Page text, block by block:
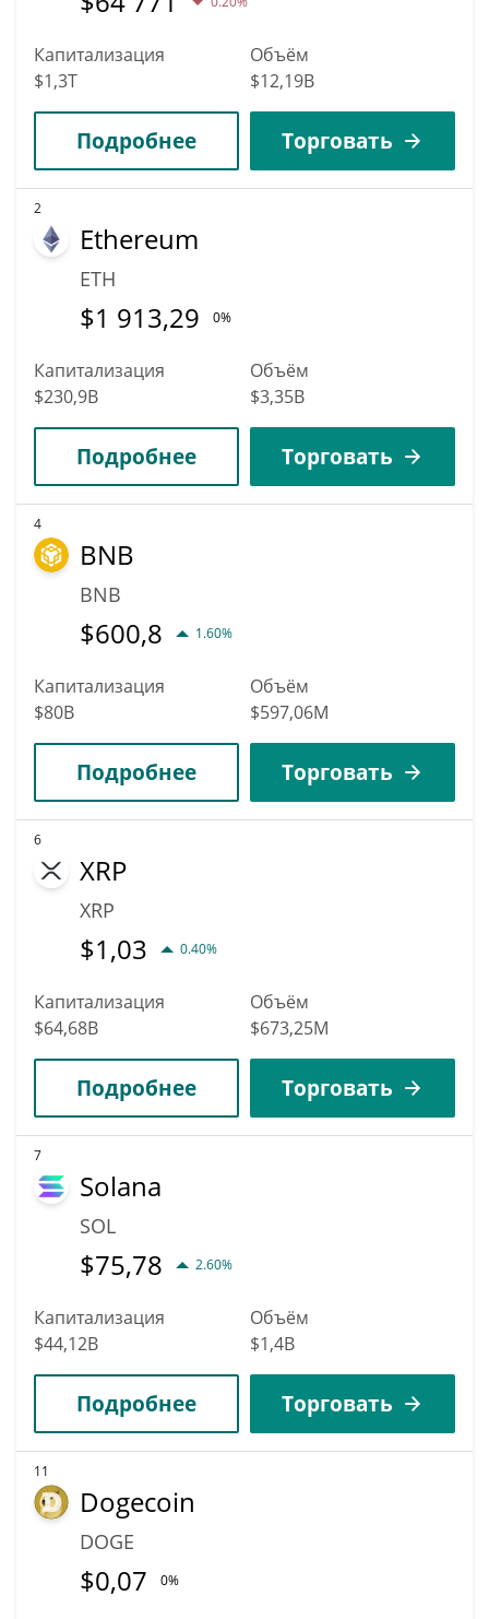
Капитализация
$1,3T
Объём
$12,19B
Подробнее Торговать
2
Ethereum
ETH
$1 913,29 0%
Капитализация
$230,9B
Объём
$3,35B
Подробнее Торговать
4
BNB
BNB
$600,8 1.60%
Капитализация
$80B
Объём
$597,06M
Подробнее Торговать
6
XRP
XRP
$1,03 0.40%
Капитализация
$64,68B
Объём
$673,25M
Подробнее Торговать
7
Solana
SOL
$75,78 2.60%
Капитализация
$44,12B
Объём
$1,4B
Подробнее Торговать
11
Dogecoin
DOGE
$0,07 0%